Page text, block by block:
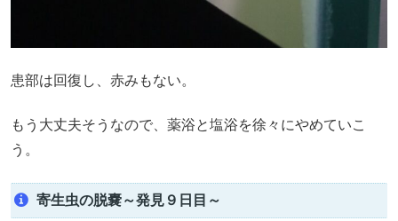
患部は回復し、赤みもない。
もう大丈夫そうなので、薬浴と塩浴を徐々にやめていこ
う。
寄生虫の脱嚢～発見９日目～